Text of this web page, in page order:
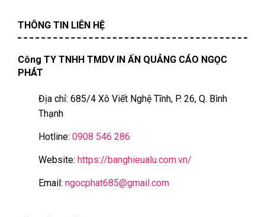
THÔNG TIN LIÊN HỆ
Công TY TNHH TMDV IN ẤN QUẢNG CÁO NGỌC
PHÁT
Địa chỉ: 685/4 Xô Viết Nghệ Tĩnh, P. 26, Q. Bình
Thạnh
Hotline: 0908 546 286
Website: https://banghieualu.com.vn/
Email: ngocphat685@gmail.com